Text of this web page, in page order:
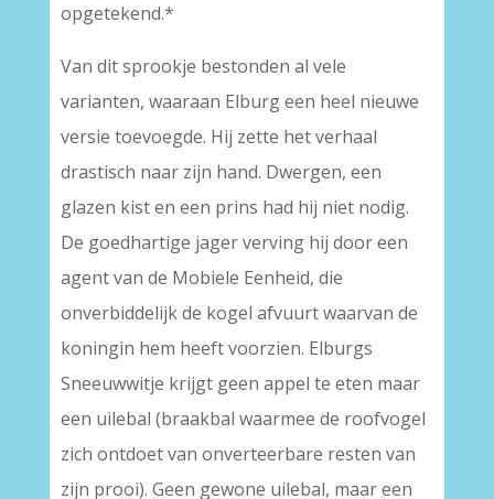
opgetekend.*
Van dit sprookje bestonden al vele
varianten, waaraan Elburg een heel nieuwe
versie toevoegde. Hij zette het verhaal
drastisch naar zijn hand. Dwergen, een
glazen kist en een prins had hij niet nodig.
De goedhartige jager verving hij door een
agent van de Mobiele Eenheid, die
onverbiddelijk de kogel afvuurt waarvan de
koningin hem heeft voorzien. Elburgs
Sneeuwwitje krijgt geen appel te eten maar
een uilebal (braakbal waarmee de roofvogel
zich ontdoet van onverteerbare resten van
zijn prooi). Geen gewone uilebal, maar een